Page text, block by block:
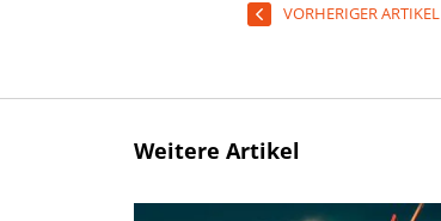
VORHERIGER ARTIKEL
Weitere Artikel